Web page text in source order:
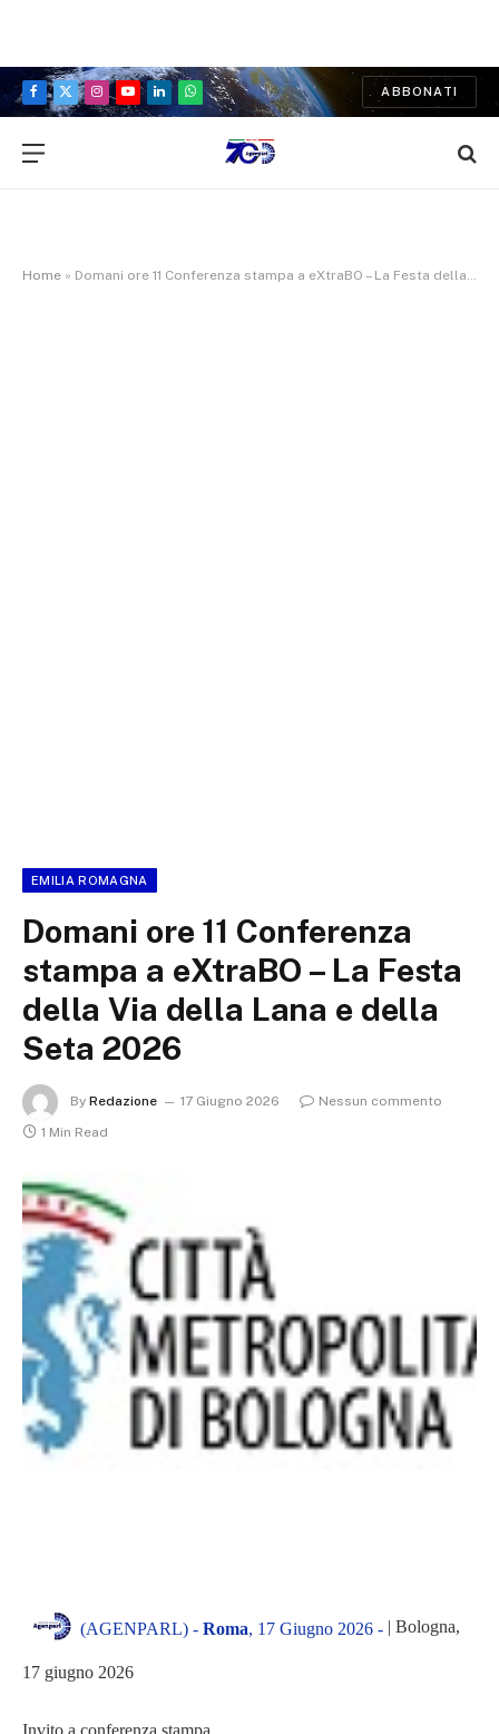
Facebook
X
Instagram
YouTubeLinkedInWhatsApp
ABBONATI
Home » Domani ore 11 Conferenza stampa a eXtraBO – La Festa della Via della Lana e della Seta 2026
EMILIA ROMAGNA
Domani ore 11 Conferenza
stampa a eXtraBO – La Festa
della Via della Lana e della
Seta 2026
By Redazione 17 Giugno 2026
Nessun commento
1 Min Read
(AGENPARL) - Roma, 17 Giugno 2026 - | Bologna,
17 giugno 2026
Invito a conferenza stampa